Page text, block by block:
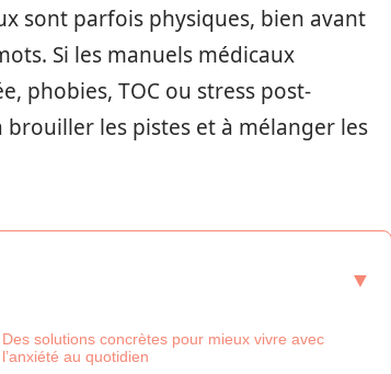
sont parfois physiques, bien avant
Si les manuels médicaux
phobies, TOC ou stress post-
brouiller les pistes et à mélanger les
Des solutions concrètes pour mieux vivre avec
l’anxiété au quotidien